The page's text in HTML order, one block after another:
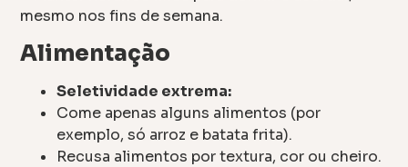
mesmo nos fins de semana.
Alimentação
Seletividade extrema:
Come apenas alguns alimentos (por
exemplo, só arroz e batata frita).
Recusa alimentos por textura, cor ou cheiro.